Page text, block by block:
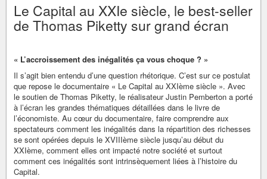
Le Capital au XXIe siècle, le best-seller
de Thomas Piketty sur grand écran
« L’accroissement des inégalités ça vous choque ? »
Il s’agit bien entendu d’une question rhétorique. C’est sur ce postulat
que repose le documentaire « Le Capital au XXIème siècle ». Avec
le soutien de Thomas Piketty, le réalisateur Justin Pemberton a porté
à l’écran les grandes thématiques détaillées dans le livre de
l’économiste. Au cœur du documentaire, faire comprendre aux
spectateurs comment les inégalités dans la répartition des richesses
se sont opérées depuis le XVIIIème siècle jusqu’au début du
XXIème, comment elles ont impacté notre société et surtout
comment ces inégalités sont intrinsèquement liées à l’histoire du
Capital.